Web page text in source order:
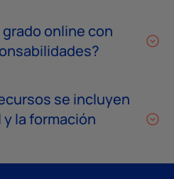
online con
se incluyen
la formación